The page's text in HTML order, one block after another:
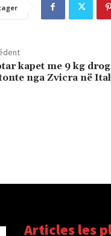
kapet me 9 kg
nga Zvicra në
Articles les